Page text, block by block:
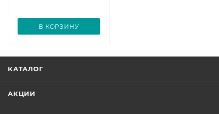
В КОРЗИНУ
КАТАЛОГ
АКЦИИ